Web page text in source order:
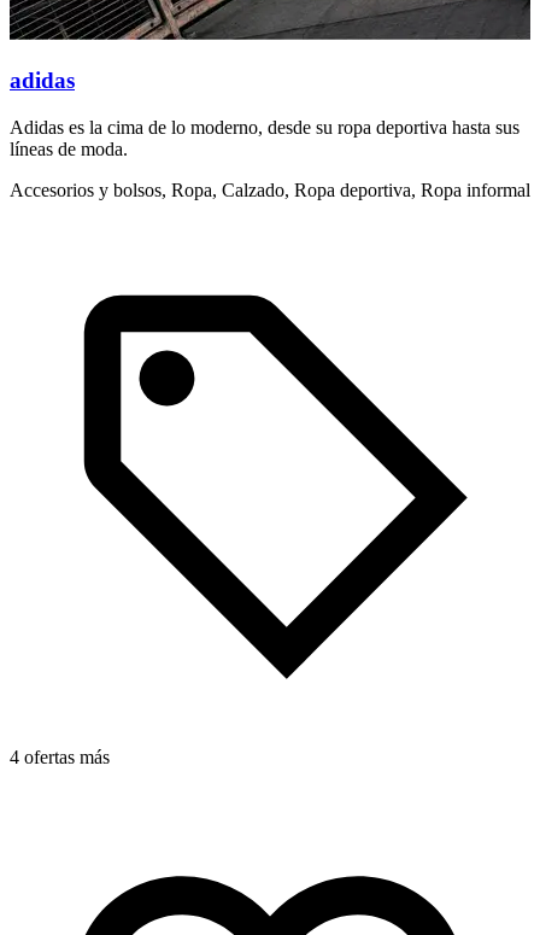
adidas
Adidas es la cima de lo moderno, desde su ropa deportiva hasta sus
líneas de moda.
Accesorios y bolsos, Ropa, Calzado, Ropa deportiva, Ropa informal
4 ofertas más